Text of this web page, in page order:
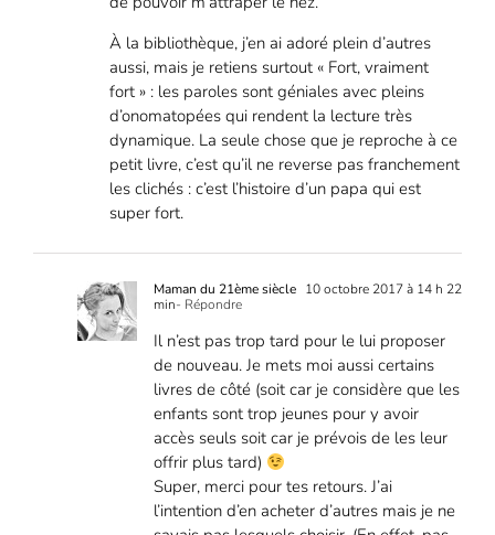
À la bibliothèque, j’en ai adoré plein d’autres
aussi, mais je retiens surtout « Fort, vraiment
fort » : les paroles sont géniales avec pleins
d’onomatopées qui rendent la lecture très
dynamique. La seule chose que je reproche à ce
petit livre, c’est qu’il ne reverse pas franchement
les clichés : c’est l’histoire d’un papa qui est
super fort.
Maman du 21ème siècle 10 octobre 2017 à 14 h 22
min- Répondre
Il n’est pas trop tard pour le lui proposer
de nouveau. Je mets moi aussi certains
livres de côté (soit car je considère que les
enfants sont trop jeunes pour y avoir
accès seuls soit car je prévois de les leur
offrir plus tard)
Super, merci pour tes retours. J’ai
l’intention d’en acheter d’autres mais je ne